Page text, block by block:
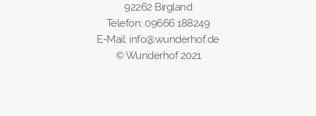
92262 Birgland
Telefon: 09666 188249
E-Mail: info@wunderhof.de
© Wunderhof 2021